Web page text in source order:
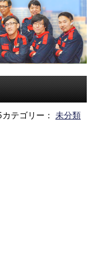
カテゴリー： 未分類